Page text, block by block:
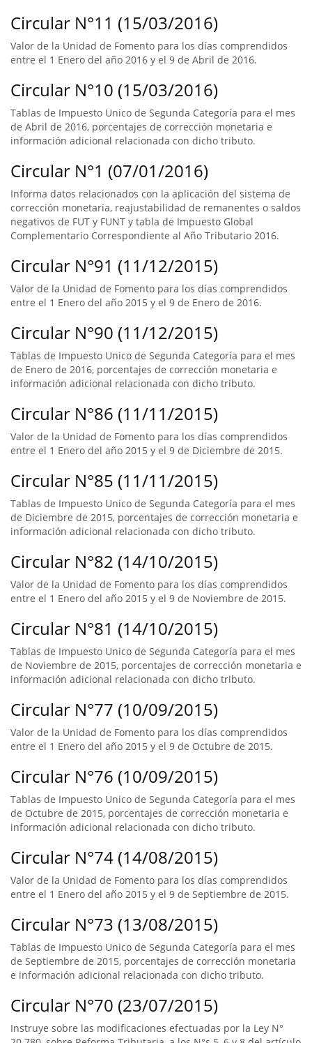
Circular N°11 (15/03/2016)
Valor de la Unidad de Fomento para los días comprendidos
entre el 1 Enero del año 2016 y el 9 de Abril de 2016.
Circular N°10 (15/03/2016)
Tablas de Impuesto Unico de Segunda Categoría para el mes
de Abril de 2016, porcentajes de corrección monetaria e
información adicional relacionada con dicho tributo.
Circular N°1 (07/01/2016)
Informa datos relacionados con la aplicación del sistema de
corrección monetaria, reajustabilidad de remanentes o saldos
negativos de FUT y FUNT y tabla de Impuesto Global
Complementario Correspondiente al Año Tributario 2016.
Circular N°91 (11/12/2015)
Valor de la Unidad de Fomento para los días comprendidos
entre el 1 Enero del año 2015 y el 9 de Enero de 2016.
Circular N°90 (11/12/2015)
Tablas de Impuesto Unico de Segunda Categoría para el mes
de Enero de 2016, porcentajes de corrección monetaria e
información adicional relacionada con dicho tributo.
Circular N°86 (11/11/2015)
Valor de la Unidad de Fomento para los días comprendidos
entre el 1 Enero del año 2015 y el 9 de Diciembre de 2015.
Circular N°85 (11/11/2015)
Tablas de Impuesto Unico de Segunda Categoría para el mes
de Diciembre de 2015, porcentajes de corrección monetaria e
información adicional relacionada con dicho tributo.
Circular N°82 (14/10/2015)
Valor de la Unidad de Fomento para los días comprendidos
entre el 1 Enero del año 2015 y el 9 de Noviembre de 2015.
Circular N°81 (14/10/2015)
Tablas de Impuesto Unico de Segunda Categoría para el mes
de Noviembre de 2015, porcentajes de corrección monetaria e
información adicional relacionada con dicho tributo.
Circular N°77 (10/09/2015)
Valor de la Unidad de Fomento para los días comprendidos
entre el 1 Enero del año 2015 y el 9 de Octubre de 2015.
Circular N°76 (10/09/2015)
Tablas de Impuesto Unico de Segunda Categoría para el mes
de Octubre de 2015, porcentajes de corrección monetaria e
información adicional relacionada con dicho tributo.
Circular N°74 (14/08/2015)
Valor de la Unidad de Fomento para los días comprendidos
entre el 1 Enero del año 2015 y el 9 de Septiembre de 2015.
Circular N°73 (13/08/2015)
Tablas de Impuesto Unico de Segunda Categoría para el mes
de Septiembre de 2015, porcentajes de corrección monetaria
e información adicional relacionada con dicho tributo.
Circular N°70 (23/07/2015)
Instruye sobre las modificaciones efectuadas por la Ley N°